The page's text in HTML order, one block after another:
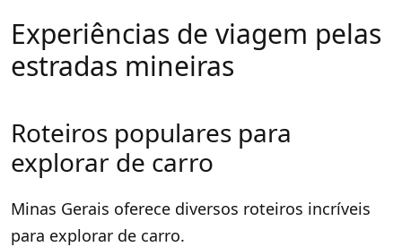
Experiências de viagem pelas
estradas mineiras
Roteiros populares para
explorar de carro
Minas Gerais oferece diversos roteiros incríveis
para explorar de carro.